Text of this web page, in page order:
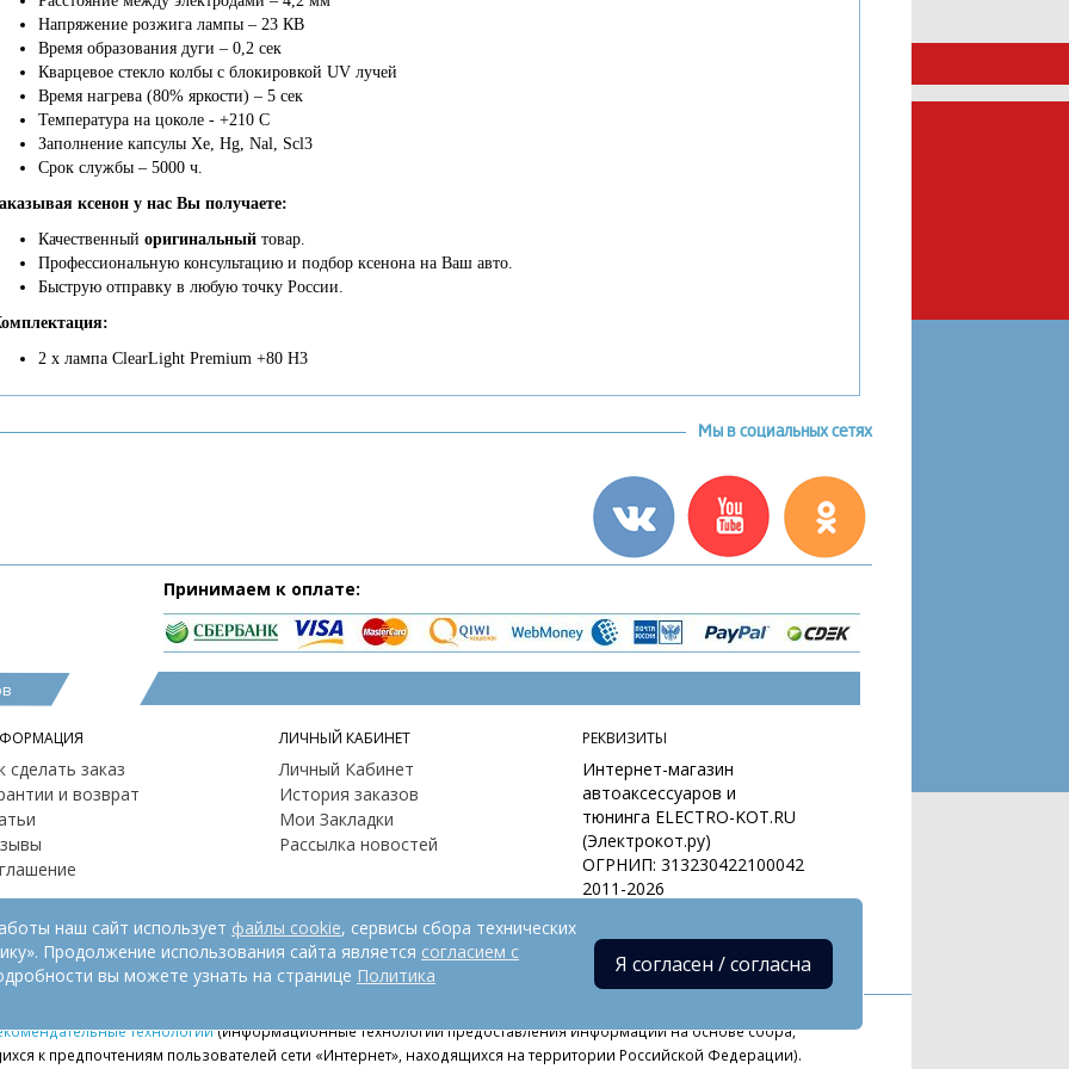
Напряжение розжига лампы – 23 КВ
Время образования дуги – 0,2 сек
Кварцевое стекло колбы с блокировкой UV лучей
Время нагрева (80% яркости) – 5 сек
Температура на цоколе - +210 С
Заполнение капсулы Xe, Hg, Nal, Scl3
Срок службы – 5000 ч.
ксенон у нас Вы получаете:
Качественный оригинальныйтовар.
Профессиональную консультацию и подбор ксенона на Ваш авто.
Быструю отправку в любую точку России.
2 х лампа ClearLight Premium +80 H3
Мы в социальных сетях
Принимаем к оплате:
сделать заказ
и возврат
ЛИЧНЫЙ КАБИНЕТ
Личный Кабинет
История заказов
Мои Закладки
Рассылка новостей
РЕКВИЗИТЫ
Интернет-магазин
автоаксессуаров и
тюнинга ELECTRO-KOT.RU
(Электрокот.ру)
ОГРНИП: 313230422100042
2011-2026
технологии(информационные технологии предоставления информации на основе сбора,
к предпочтениям пользователей сети «Интернет», находящихся на территории Российской Федерации).
наш сайт использует файлы cookie, сервисы сбора технических
Продолжение использования сайта является согласием с
вы можете узнать на странице Политика
Я согласен / согласна